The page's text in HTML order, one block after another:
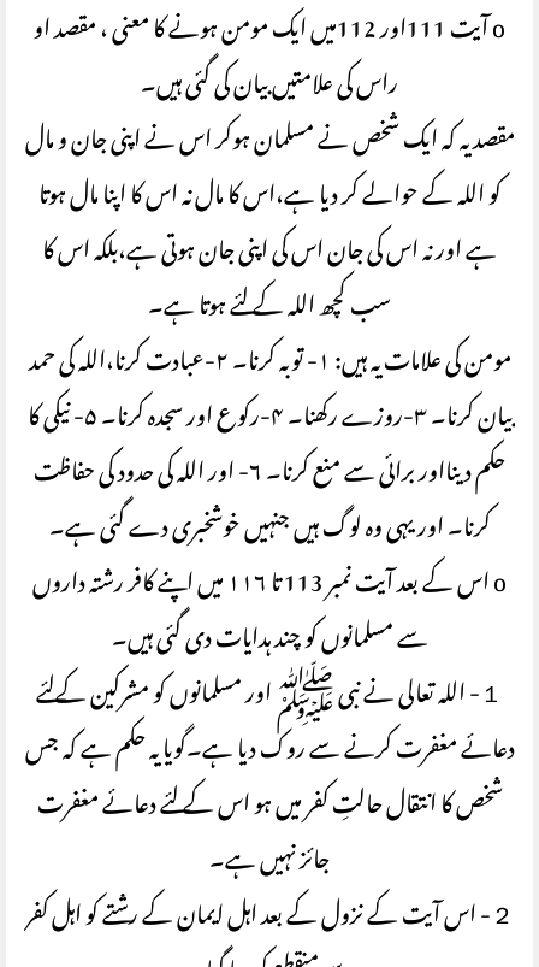
o آیت 111اور 112میں ایک مومن ہونے کا معنی ، مقصد او
راس کی علامتیں بیان کی گئی ہیں۔
مقصد یہ کہ ایک شخص نے مسلمان ہوکر اس نے اپنی جان و مال
کو اللہ کے حوالے کر دیا ہے،اس کا مال نہ اس کا اپنا مال ہوتا
ہے اور نہ اس کی جان اس کی اپنی جان ہوتی ہے،بلکہ اس کا
سب کچھ اللہ کے لئے ہوتا ہے۔
مومن کی علامات یہ ہیں: ۱- توبہ کرنا۔ ۲-عبادت کرنا،اللہ کی حمد
بیان کرنا۔ ۳-روزے رکھنا۔ ۴-رکوع اور سجدہ کرنا۔ ۵- نیکی کا
حکم دینااور برائی سے منع کرنا۔ ۶- اور اللہ کی حدود کی حفاظت
کرنا۔ اور یہی وہ لوگ ہیں جنہیں خوشخبری دے گئی ہے۔
o اس کے بعد آیت نمبر 113 تا ۱۱۶ میں اپنے کافر رشتہ داروں
سے مسلمانوں کو چند ہدایات دی گئی ہیں۔
１- اللہ تعالی نے نبی ﷺ اور مسلمانوں کو مشرکین کےلئے
دعائے مغفرت کرنے سے روک دیا ہے۔گویا یہ حکم ہے کہ جس
شخص کا انتقال حالتِ کفر میں ہو اس کے لئے دعائے مغفرت
جائز نہیں ہے۔
２- اس آیت کے نزول کے بعد اہل ایمان کے رشتے کو اہل کفر